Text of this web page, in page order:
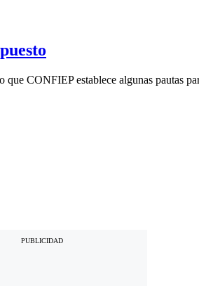
que CONFIEP establece algunas pautas